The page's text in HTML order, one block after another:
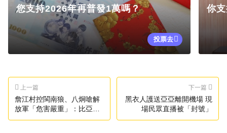
您支持2026年再普發1萬嗎？
投票去
你
上一篇
詹江村控閩南狼、八炯嗆解
放軍「危害嚴重」：比亞亞
更該驅逐
下一篇
黑衣人護送亞亞離開機場 現
場民眾直播被「封號」